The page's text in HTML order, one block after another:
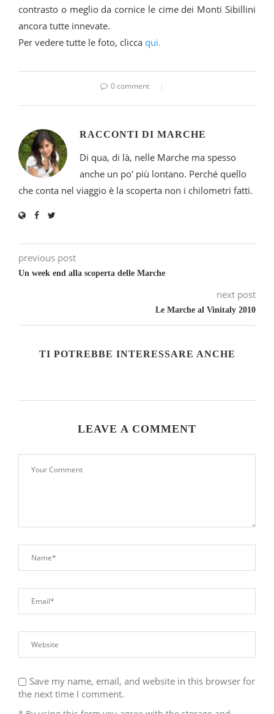
contrasto o meglio da cornice le cime dei Monti Sibillini
ancora tutte innevate.
Per vedere tutte le foto, clicca qui.
0 comment
RACCONTI DI MARCHE
Di qua, di là, nelle Marche ma spesso
anche un po' più lontano. Perché quello
che conta nel viaggio è la scoperta non i chilometri fatti.
previous post
Un week end alla scoperta delle Marche
next post
Le Marche al Vinitaly 2010
TI POTREBBE INTERESSARE ANCHE
LEAVE A COMMENT
Save my name, email, and website in this browser for
the next time I comment.